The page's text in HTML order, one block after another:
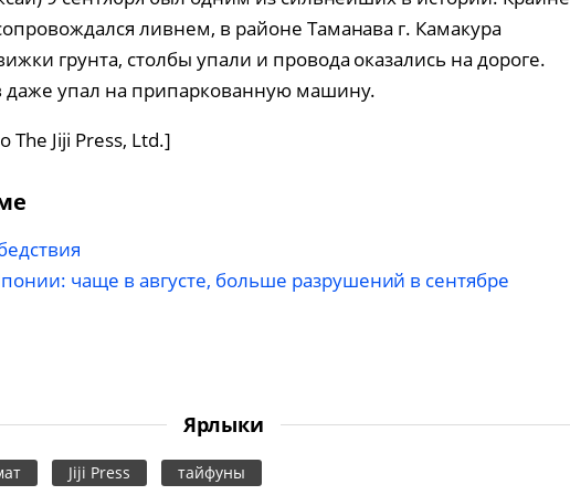
ливнем, в районе Таманава г. Камакура
грунта, столбы упали и провода оказались на дороге.
даже упал на припаркованную машину.
The Jiji Press, Ltd.]
чаще в августе, больше разрушений в сентябре
Ярлыки
Jiji Press тайфуны